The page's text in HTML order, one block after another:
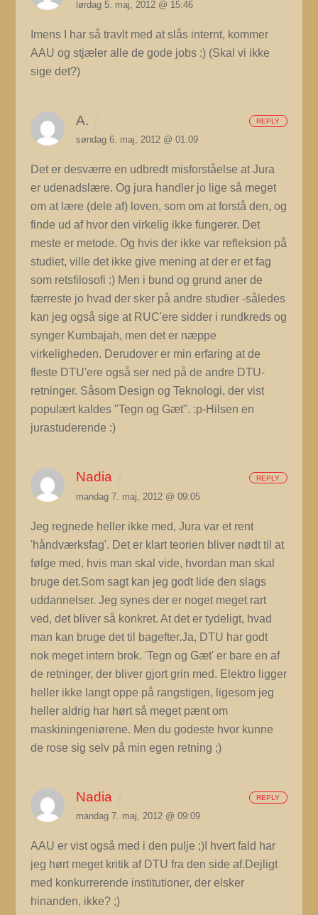
lørdag 5. maj, 2012 @ 15:46
Imens I har så travlt med at slås internt, kommer
AAU og stjæler alle de gode jobs :) (Skal vi ikke
sige det?)
A.
søndag 6. maj, 2012 @ 01:09
Det er desværre en udbredt misforståelse at Jura
er udenadslære. Og jura handler jo lige så meget
om at lære (dele af) loven, som om at forstå den, og
finde ud af hvor den virkelig ikke fungerer. Det
meste er metode. Og hvis der ikke var refleksion på
studiet, ville det ikke give mening at der er et fag
som retsfilosofi :) Men i bund og grund aner de
færreste jo hvad der sker på andre studier -således
kan jeg også sige at RUC'ere sidder i rundkreds og
synger Kumbajah, men det er næppe
virkeligheden. Derudover er min erfaring at de
fleste DTU'ere også ser ned på de andre DTU-
retninger. Såsom Design og Teknologi, der vist
populært kaldes "Tegn og Gæt". :p-Hilsen en
jurastuderende :)
REPLY
Nadia
mandag 7. maj, 2012 @ 09:05
Jeg regnede heller ikke med, Jura var et rent
'håndværksfag'. Det er klart teorien bliver nødt til at
følge med, hvis man skal vide, hvordan man skal
bruge det.Som sagt kan jeg godt lide den slags
uddannelser. Jeg synes der er noget meget rart
ved, det bliver så konkret. At det er tydeligt, hvad
man kan bruge det til bagefter.Ja, DTU har godt
nok meget intern brok. 'Tegn og Gæt' er bare en af
de retninger, der bliver gjort grin med. Elektro ligger
heller ikke langt oppe på rangstigen, ligesom jeg
heller aldrig har hørt så meget pænt om
maskiningeniørene. Men du godeste hvor kunne
de rose sig selv på min egen retning ;)
REPLY
Nadia
mandag 7. maj, 2012 @ 09:09
AAU er vist også med i den pulje ;)I hvert fald har
jeg hørt meget kritik af DTU fra den side af.Dejligt
med konkurrerende institutioner, der elsker
hinanden, ikke? ;)
REPLY